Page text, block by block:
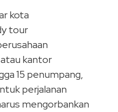
kota
tour
kantor
15 penumpang,
perjalanan
mengorbankan